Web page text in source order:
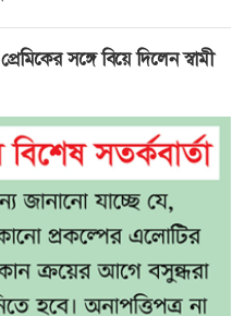
সঙ্গে বিয়ে দিলেন স্বামী